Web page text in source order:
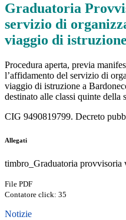
Graduatoria
servizio di
viaggio di
Procedura aperta, previa
l’affidamento del servizio di
viaggio di istruzione a
destinato alle classi quinte della
CIG 9490819799. Decreto
Allegati
timbro_Graduatoria provvisoria
File PDF
Contatore click: 35
Notizie